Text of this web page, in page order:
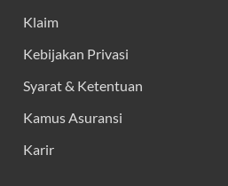
Klaim
Kebijakan Privasi
Syarat & Ketentuan
Kamus Asuransi
Karir